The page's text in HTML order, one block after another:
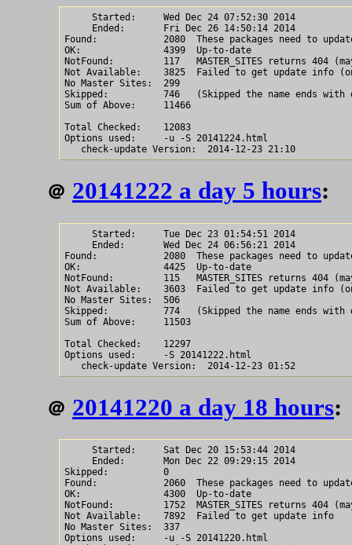
     Started:     Wed Dec 24 07:52:30 2014
     Ended:       Fri Dec 26 14:50:14 2014
Found:            2080	These packages need to update
OK:               4399	Up-to-date
NotFound:         117	MASTER_SITES returns 404 (may be wrong observation)
Not Available:    3825	Failed to get update info (only listed with -f option)
No Master Sites:  299
Skipped:          746	(Skipped the name ends with digits)
Sum of Above:     11466
Total Checked:    12083
Options used:     -u -S 20141224.html
＠ 20141222 a day 5 hours:
     Started:     Tue Dec 23 01:54:51 2014
     Ended:       Wed Dec 24 06:56:21 2014
Found:            2080	These packages need to update
OK:               4425	Up-to-date
NotFound:         115	MASTER_SITES returns 404 (may be wrong observation)
Not Available:    3603	Failed to get update info (only listed with -f option)
No Master Sites:  506
Skipped:          774	(Skipped the name ends with digits)
Sum of Above:     11503
Total Checked:    12297
Options used:     -S 20141222.html
＠ 20141220 a day 18 hours:
     Started:     Sat Dec 20 15:53:44 2014
     Ended:       Mon Dec 22 09:29:15 2014
Skipped:          0
Found:            2060	These packages need to update
OK:               4300	Up-to-date
NotFound:         1752	MASTER_SITES returns 404 (may be wrong observation)
Not Available:    7892	Failed to get update info
No Master Sites:  337
Options used:     -u -S 20141220.html